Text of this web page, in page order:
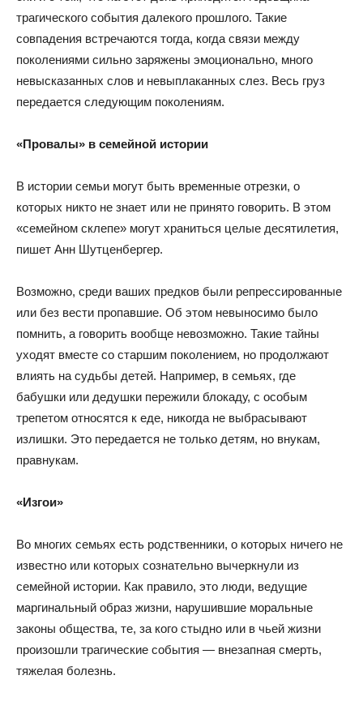
трагического события далекого прошлого. Такие
совпадения встречаются тогда, когда связи между
поколениями сильно заряжены эмоционально, много
невысказанных слов и невыплаканных слез. Весь груз
передается следующим поколениям.
«Провалы» в семейной истории
В истории семьи могут быть временные отрезки, о
которых никто не знает или не принято говорить. В этом
«семейном склепе» могут храниться целые десятилетия,
пишет Анн Шутценбергер.
Возможно, среди ваших предков были репрессированные
или без вести пропавшие. Об этом невыносимо было
помнить, а говорить вообще невозможно. Такие тайны
уходят вместе со старшим поколением, но продолжают
влиять на судьбы детей. Например, в семьях, где
бабушки или дедушки пережили блокаду, с особым
трепетом относятся к еде, никогда не выбрасывают
излишки. Это передается не только детям, но внукам,
правнукам.
«Изгои»
Во многих семьях есть родственники, о которых ничего не
известно или которых сознательно вычеркнули из
семейной истории. Как правило, это люди, ведущие
маргинальный образ жизни, нарушившие моральные
законы общества, те, за кого стыдно или в чьей жизни
произошли трагические события — внезапная смерть,
тяжелая болезнь.